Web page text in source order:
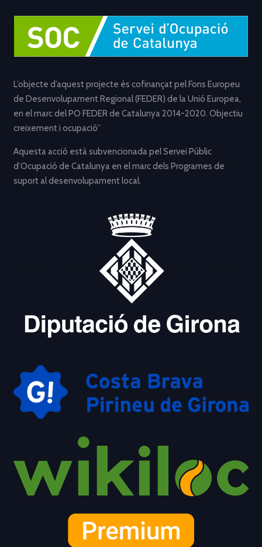
L’objecte d’aquest projecte és cofinançat pel Fons Europeu
de Desenvolupament Regional (FEDER) de la Unió Europea,
en el marc del PO FEDER de Catalunya 2014-2020. Objectiu
creixement i ocupació”
Aquesta acció està subvencionada pel Servei Públic
d’Ocupació de Catalunya en el marc dels Programes de
suport al desenvolupament local.